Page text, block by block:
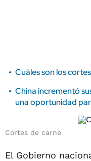
Cuáles son los
China incrementó
una oportunidad
Cortes de carne
El Gobierno